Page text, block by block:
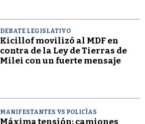
DEBATE LEGISLATIVO
Kicillof movilizó al MDF en
contra de la Ley de Tierras de
Milei con un fuerte mensaje
MANIFESTANTES VS POLICÍAS
Máxima tensión: camiones